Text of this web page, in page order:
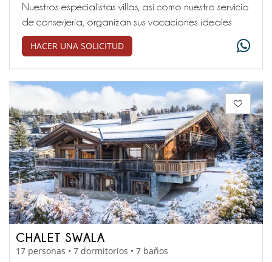
Nuestros especialistas villas, así como nuestro servicio
de conserjería, organizan sus vacaciones ideales
HACER UNA SOLICITUD
CHALET SWALA
17 personas • 7 dormitorios • 7 baños